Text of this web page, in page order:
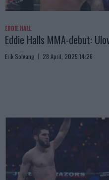
EDDIE HALL
Eddie Halls MMA-debut:
Erik Solvang 28 April, 2025 14:26